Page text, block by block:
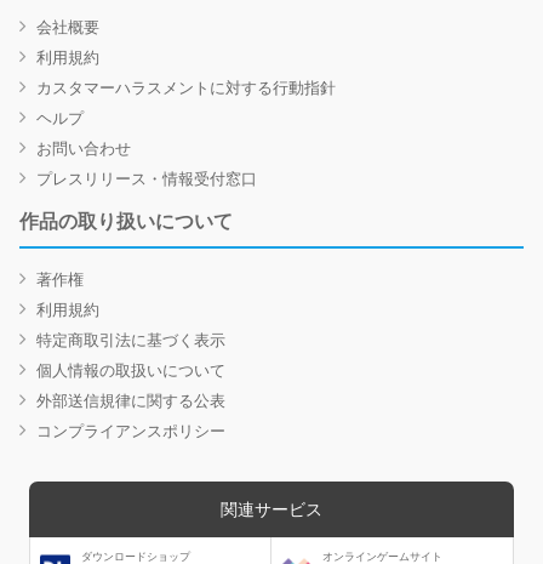
会社概要
利用規約
カスタマーハラスメントに対する行動指針
ヘルプ
お問い合わせ
プレスリリース・情報受付窓口
作品の取り扱いについて
著作権
利用規約
特定商取引法に基づく表示
個人情報の取扱いについて
外部送信規律に関する公表
コンプライアンスポリシー
関連サービス
ダウンロードショップ オンラインゲームサイト